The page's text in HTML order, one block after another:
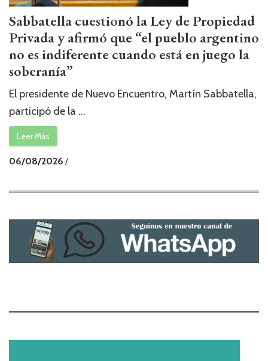
Sabbatella cuestionó la Ley de Propiedad
Privada y afirmó que “el pueblo argentino
no es indiferente cuando está en juego la
soberanía”
El presidente de Nuevo Encuentro, Martín Sabbatella,
participó de la ...
Leer Más
06/08/2026 /